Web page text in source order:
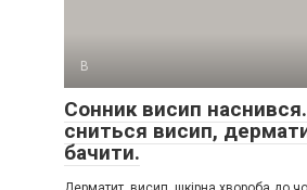
В
Сонник висип
сниться висип,
бачити.